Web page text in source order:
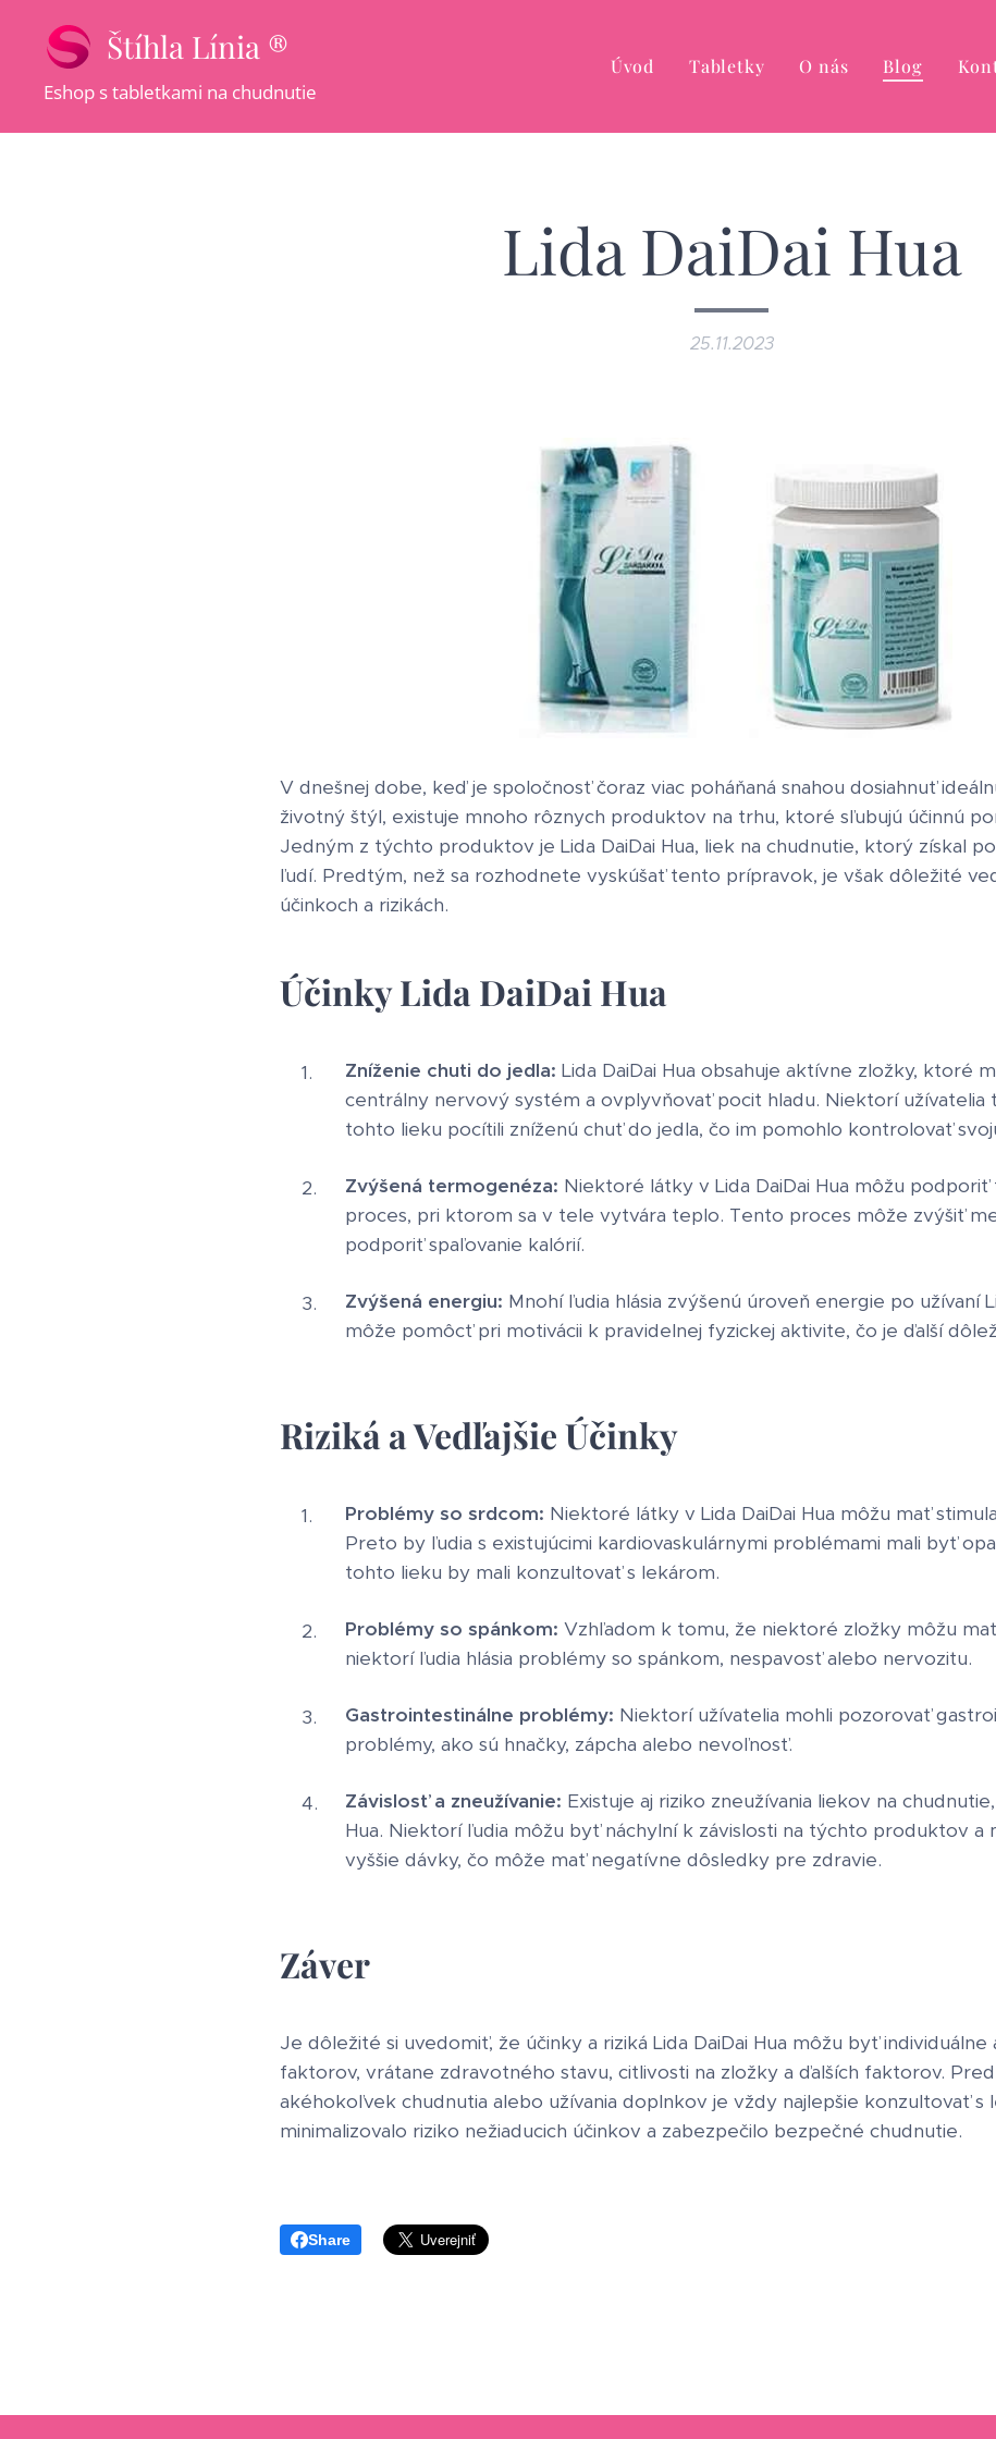
Štíhla Línia ®
Eshop s tabletkami na chudnutie
Úvod Tabletky O nás Blog
Lida DaiDai Hua
25.11.2023
V dnešnej dobe, keď je spoločnosť čoraz viac poháňaná snahou dosiahnuť
životný štýl, existuje mnoho rôznych produktov na trhu, ktoré sľubujú účinnú
Jedným z týchto produktov je Lida DaiDai Hua, liek na chudnutie, ktorý získal
ľudí. Predtým, než sa rozhodnete vyskúšať tento prípravok, je však dôležité
účinkoch a rizikách.
Účinky Lida DaiDai Hua
Zníženie chuti do jedla: Lida DaiDai Hua obsahuje aktívne zložky, ktoré
centrálny nervový systém a ovplyvňovať pocit hladu. Niektorí užívatelia
tohto lieku pocítili zníženú chuť do jedla, čo im pomohlo kontrolovať
Zvýšená termogenéza: Niektoré látky v Lida DaiDai Hua môžu
proces, pri ktorom sa v tele vytvára teplo. Tento proces môže zvýšiť
podporiť spaľovanie kalórií.
Zvýšená energiu: Mnohí ľudia hlásia zvýšenú úroveň energie po užívaní
môže pomôcť pri motivácii k pravidelnej fyzickej aktivite, čo je ďalší
Riziká a Vedľajšie Účinky
Problémy so srdcom: Niektoré látky v Lida DaiDai Hua môžu mať
Preto by ľudia s existujúcimi kardiovaskulárnymi problémami mali byť
tohto lieku by mali konzultovať s lekárom.
Problémy so spánkom: Vzhľadom k tomu, že niektoré zložky môžu
niektorí ľudia hlásia problémy so spánkom, nespavosť alebo nervozitu.
Gastrointestinálne problémy: Niektorí užívatelia mohli pozorovať
problémy, ako sú hnačky, zápcha alebo nevoľnosť.
Závislosť a zneužívanie: Existuje aj riziko zneužívania liekov na
Hua. Niektorí ľudia môžu byť náchylní k závislosti na týchto produktov a
vyššie dávky, čo môže mať negatívne dôsledky pre zdravie.
Záver
Je dôležité si uvedomiť, že účinky a riziká Lida DaiDai Hua môžu byť individuálne
faktorov, vrátane zdravotného stavu, citlivosti na zložky a ďalších faktorov.
akéhokoľvek chudnutia alebo užívania doplnkov je vždy najlepšie konzultovať s
minimalizovalo riziko nežiaducich účinkov a zabezpečilo bezpečné chudnutie.
Share